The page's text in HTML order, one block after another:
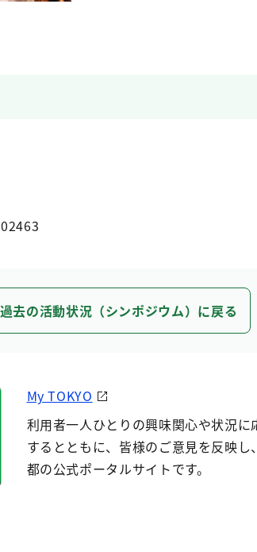
過去の活動状況（シンポジウム）に戻る
My TOKYO
利用者一人ひとりの興味関心や状況
するとともに、皆様のご意見を反映
都の公式ポータルサイトです。